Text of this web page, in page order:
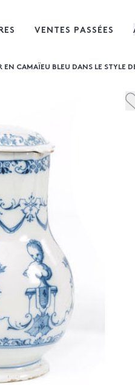
VENTES PASSÉES
CAMAÏEU BLEU DANS LE STYLE